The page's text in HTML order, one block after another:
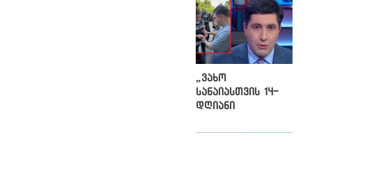
- ქარტია
„ვახო
სანაიასთვის 14-
დღიანი
შეფარდება